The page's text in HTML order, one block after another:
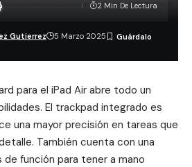
Gutierrez 5 Marzo 2025
2 Min De Lectura
para el iPad Air abre todo un
El trackpad integrado es
una mayor precisión en tareas que
También cuenta con una
función para tener a mano